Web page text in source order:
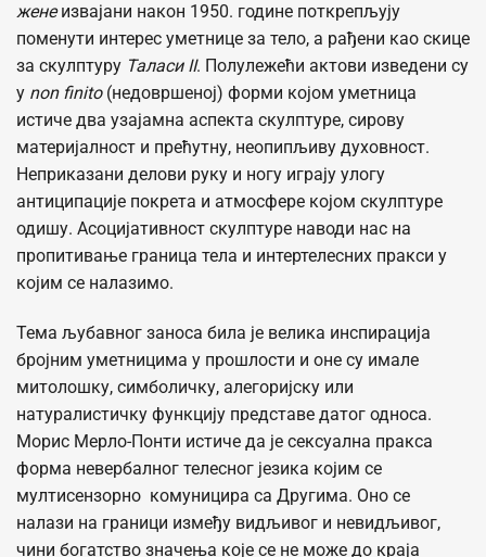
женеизвајани након 1950. године поткрепљују
поменути интерес уметнице за тело, а рађени као скице
за скулптуру Таласи II. Полулежећи актови изведени су
у non finito (недовршеној) форми којом уметница
истиче два узајамна аспекта скулптуре, сирову
материјалност и прећутну, неопипљиву духовност.
Неприказани делови руку и ногу играју улогу
антиципације покрета и атмосфере којом скулптуре
одишу. Асоцијативност скулптуре наводи нас на
пропитивање граница тела и интертелесних пракси у
којим се налазимо.
Тема љубавног заноса била је велика инспирација
бројним уметницима у прошлости и оне су имале
митолошку, симболичку, алегоријску или
натуралистичку функцију представе датог односа.
Морис Мерло-Понти истиче да је сексуална пракса
форма невербалног телесног језика којим се
мултисензорно комуницира са Другима. Оно се
налази на граници између видљивог и невидљивог,
чини богатство значења које се не може до краја